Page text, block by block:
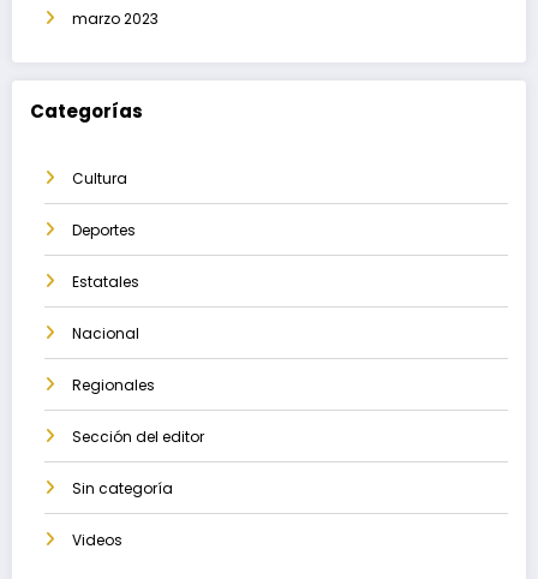
marzo 2023
Categorías
Cultura
Deportes
Estatales
Nacional
Regionales
Sección del editor
Sin categoría
Videos